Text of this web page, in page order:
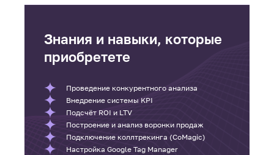
Знания и навыки, которые
приобретете
Проведение конкурентного анализа
Внедрение системы KPI
Подсчёт ROI и LTV
Построение и анализ воронки продаж
Подключение коллтрекинга (CoMagic)
Настройка Google Tag Manager